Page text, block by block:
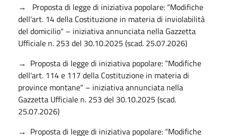
→ Proposta di legge di iniziativa popolare: “Modifiche
dell'art. 14 della Costituzione in materia di inviolabilità
del domicilio" – iniziativa annunciata nella Gazzetta
Ufficiale n. 253 del 30.10.2025 (scad. 25.07.2026)
→ Proposta di legge di iniziativa popolare: “Modifiche
dell'art. 114 e 117 della Costituzione in materia di
province montane" – iniziativa annunciata nella
Gazzetta Ufficiale n. 253 del 30.10.2025 (scad.
25.07.2026)
→ Proposta di legge di iniziativa popolare: “Modifiche